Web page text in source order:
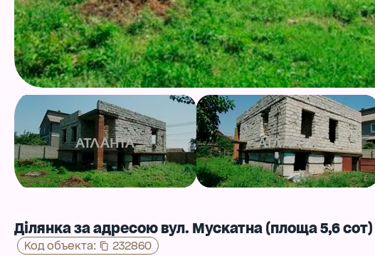
Ділянка за адресою вул. Мускатна (площа 5,6 сот)
Код объекта: 232860